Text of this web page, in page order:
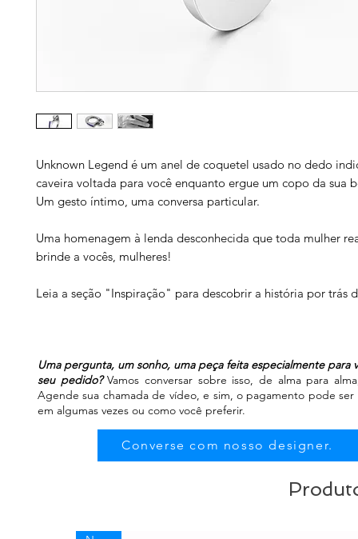
Unknown Legend é um anel de coquetel usado no dedo
caveira voltada para você enquanto ergue um copo da sua
Um gesto íntimo, uma conversa particular.
Uma homenagem à lenda desconhecida que toda mulher
brinde a vocês, mulheres!
Leia a seção "Inspiração" para descobrir a história por trás
Uma pergunta, um sonho, uma peça feita especialmente para
seu pedido?Vamos conversar sobre isso, de alma para
Agende sua chamada de vídeo, e sim, o pagamento pode
em algumas vezes ou como você preferir.
Converse com nosso designer.